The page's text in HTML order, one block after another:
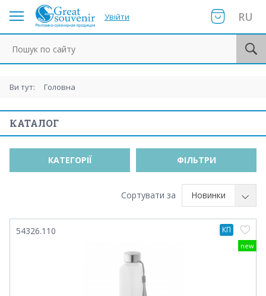
Увійти RU
Ви тут: Головна
КАТАЛОГ
КАТЕГОРІЇ ФІЛЬТРИ
Сортувати за Новинки
new
54326.110 КП